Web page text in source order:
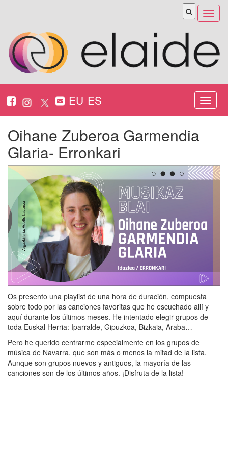
Abrir
menú
EU ES
ireki
Oihane Zuberoa Garmendia
Glaria- Erronkari
Os presento una playlist de una hora de duración, compuesta
sobre todo por las canciones favoritas que he escuchado allí y
aquí durante los últimos meses. He intentado elegir grupos de
toda Euskal Herria: Iparralde, Gipuzkoa, Bizkaia, Araba…
Pero he querido centrarme especialmente en los grupos de
música de Navarra, que son más o menos la mitad de la lista.
Aunque son grupos nuevos y antiguos, la mayoría de las
canciones son de los últimos años. ¡Disfruta de la lista!